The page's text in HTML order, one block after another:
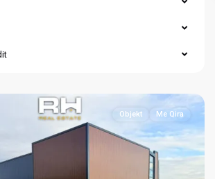
Objekt Me Qira